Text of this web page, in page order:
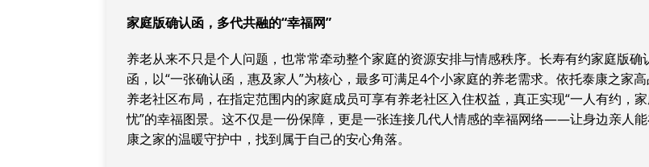
家庭版确认函 ， 多代共融的“幸福网”
养老从来不只是个人问题，也常常牵动整个家庭的资源安排与情感秩序。长寿有约家庭版确
函，以“一张确认函，惠及家人”为核心，最多可满足4个小家庭的养老需求。依托泰康之家
养老社区布局，在指定范围内的家庭成员可享有养老社区入住权益，真正实现“一人有约，
忧”的幸福图景。这不仅是一份保障，更是一张连接几代人情感的幸福网络——让身边亲人
康之家的温暖守护中，找到属于自己的安心角落。